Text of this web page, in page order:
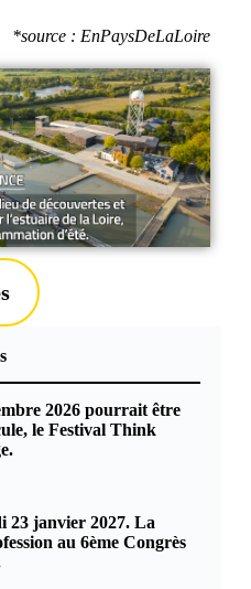
*source : EnPaysDeLaLoire
2026 pourrait être
le Festival Think
23 janvier 2027. La
au 6ème Congrès